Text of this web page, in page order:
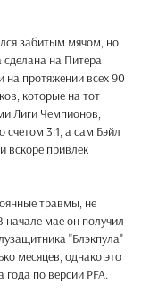
забитым мячом, но
сделана на Питера
на протяжении всех 90
которые на тот
Лиги Чемпионов,
3:1, а сам Бэйл
вскоре привлек
травмы, не
мае он получил
"Блэкпула"
месяцев, однако это
по версии PFA.